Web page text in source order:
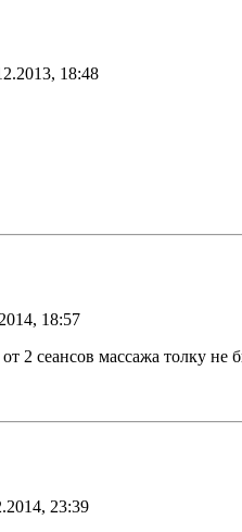
18:48
18:57
2 сеансов массажа толку не
23:39